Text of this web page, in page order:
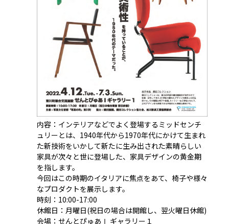
内容：インテリアなどでよく登場するミッドセンチ
ュリーとは、1940年代から1970年代にかけて生まれ
た新技術をいかして新たに生み出された素晴らしい
家具が次々と世に登場した、家具デザインの黄金期
を指します。
今回はこの時期のイタリアに焦点をあて、椅子や様々
なプロダクトを展示します。
時刻：10:00-17:00
休館日：月曜日(祝日の場合は開館し、翌火曜日休館)
会場：せんとぴゅあⅠ ギャラリー１